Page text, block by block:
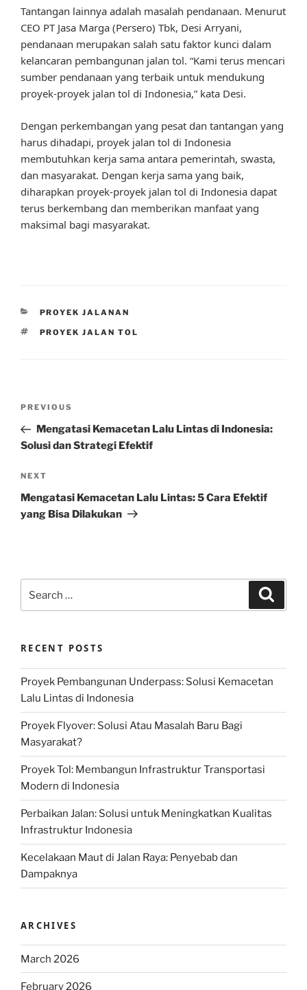
Tantangan lainnya adalah masalah pendanaan. Menurut
CEO PT Jasa Marga (Persero) Tbk, Desi Arryani,
pendanaan merupakan salah satu faktor kunci dalam
kelancaran pembangunan jalan tol. “Kami terus mencari
sumber pendanaan yang terbaik untuk mendukung
proyek-proyek jalan tol di Indonesia,” kata Desi.
Dengan perkembangan yang pesat dan tantangan yang
harus dihadapi, proyek jalan tol di Indonesia
membutuhkan kerja sama antara pemerintah, swasta,
dan masyarakat. Dengan kerja sama yang baik,
diharapkan proyek-proyek jalan tol di Indonesia dapat
terus berkembang dan memberikan manfaat yang
maksimal bagi masyarakat.
CATEGORIES
PROYEK JALANAN
TAGS
PROYEK JALAN TOL
Previous
Post
PREVIOUS
Mengatasi Kemacetan Lalu Lintas di Indonesia:
Solusi dan Strategi Efektif
Next
Post
NEXT
Mengatasi Kemacetan Lalu Lintas: 5 Cara Efektif
yang Bisa Dilakukan
for:
RECENT POSTS
Proyek Pembangunan Underpass: Solusi Kemacetan
Lalu Lintas di Indonesia
Proyek Flyover: Solusi Atau Masalah Baru Bagi
Masyarakat?
Proyek Tol: Membangun Infrastruktur Transportasi
Modern di Indonesia
Perbaikan Jalan: Solusi untuk Meningkatkan Kualitas
Infrastruktur Indonesia
Kecelakaan Maut di Jalan Raya: Penyebab dan
Dampaknya
ARCHIVES
March 2026
February 2026